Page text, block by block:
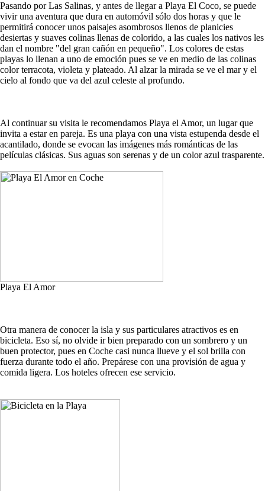
Pasando por Las Salinas, y antes de llegar a Playa El Coco, se puede
vivir una aventura que dura en automóvil sólo dos horas y que le
permitirá conocer unos paisajes asombrosos llenos de planicies
desiertas y suaves colinas llenas de colorido, a las cuales los nativos les
dan el nombre "del gran cañón en pequeño". Los colores de estas
playas lo llenan a uno de emoción pues se ve en medio de las colinas
color terracota, violeta y plateado. Al alzar la mirada se ve el mar y el
cielo al fondo que va del azul celeste al profundo.
Al continuar su visita le recomendamos Playa el Amor, un lugar que
invita a estar en pareja. Es una playa con una vista estupenda desde el
acantilado, donde se evocan las imágenes más románticas de las
películas clásicas. Sus aguas son serenas y de un color azul trasparente.
Playa El Amor
Otra manera de conocer la isla y sus particulares atractivos es en
bicicleta. Eso sí, no olvide ir bien preparado con un sombrero y un
buen protector, pues en Coche casi nunca llueve y el sol brilla con
fuerza durante todo el año. Prepárese con una provisión de agua y
comida ligera. Los hoteles ofrecen ese servicio.